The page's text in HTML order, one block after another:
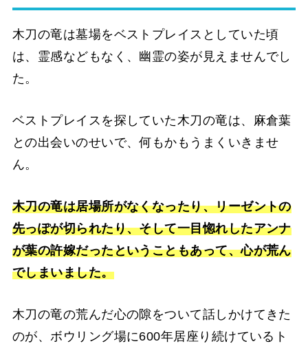
木刀の竜は墓場をベストプレイスとしていた頃
は、霊感などもなく、幽霊の姿が見えませんでし
た。
ベストプレイスを探していた木刀の竜は、麻倉葉
との出会いのせいで、何もかもうまくいきませ
ん。
木刀の竜は居場所がなくなったり、リーゼントの
先っぽが切られたり、そして一目惚れしたアンナ
が葉の許嫁だったということもあって、心が荒ん
でしまいました。
木刀の竜の荒んだ心の隙をついて話しかけてきた
のが、ボウリング場に600年居座り続けているト